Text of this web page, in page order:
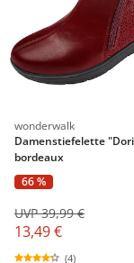
wonderwalk
Damenstiefelette
bordeaux
66 %
13,49 €
UVP 39,99 €
(4)